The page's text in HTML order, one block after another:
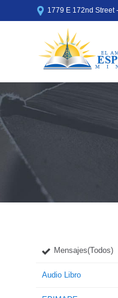
 1779 E 172nd Street
Mensajes(Todos)
Audio Libro